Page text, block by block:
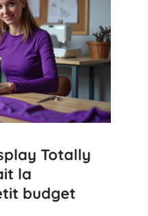
Totally
la
budget